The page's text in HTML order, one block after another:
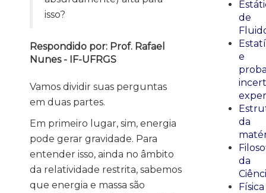
isso?
Respondido por: Prof. Rafael
Nunes - IF-UFRGS
Vamos dividir suas perguntas
em duas partes.
Em primeiro lugar, sim, energia
pode gerar gravidade. Para
entender isso, ainda no âmbito
da relatividade restrita, sabemos
que energia e massa são
de
e
da
da
Física